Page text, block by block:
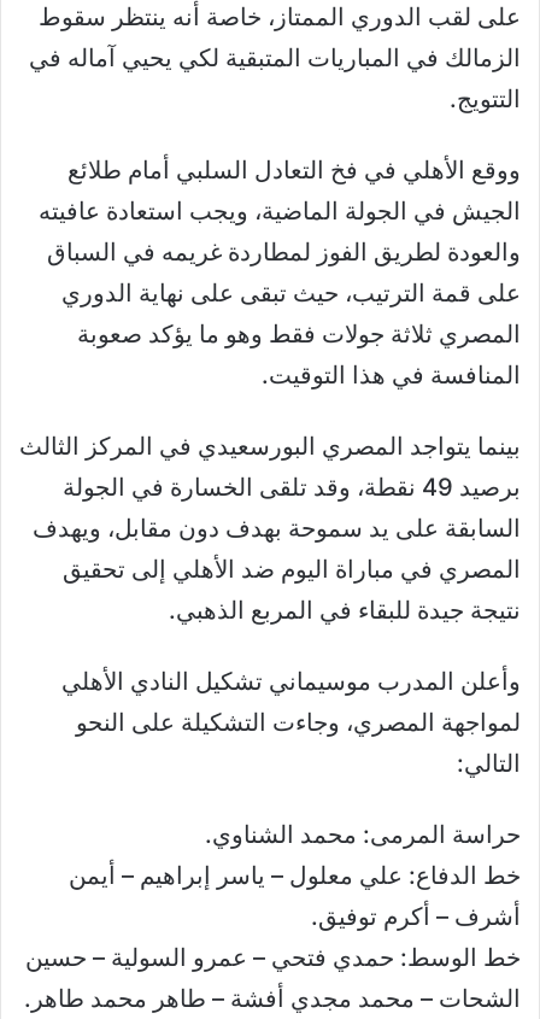
على لقب الدوري الممتاز، خاصة أنه ينتظر سقوط
الزمالك في المباريات المتبقية لكي يحيي آماله في
التتويج.
ووقع الأهلي في فخ التعادل السلبي أمام طلائع
الجيش في الجولة الماضية، ويجب استعادة عافيته
والعودة لطريق الفوز لمطاردة غريمه في السباق
على قمة الترتيب، حيث تبقى على نهاية الدوري
المصري ثلاثة جولات فقط وهو ما يؤكد صعوبة
المنافسة في هذا التوقيت.
بينما يتواجد المصري البورسعيدي في المركز الثالث
برصيد 49 نقطة، وقد تلقى الخسارة في الجولة
السابقة على يد سموحة بهدف دون مقابل، ويهدف
المصري في مباراة اليوم ضد الأهلي إلى تحقيق
نتيجة جيدة للبقاء في المربع الذهبي.
وأعلن المدرب موسيماني تشكيل النادي الأهلي
لمواجهة المصري، وجاءت التشكيلة على النحو
التالي:
حراسة المرمى: محمد الشناوي.
خط الدفاع: علي معلول – ياسر إبراهيم – أيمن
أشرف – أكرم توفيق.
خط الوسط: حمدي فتحي – عمرو السولية – حسين
الشحات – محمد مجدي أفشة – طاهر محمد طاهر.